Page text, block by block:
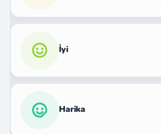
İyi
Harika